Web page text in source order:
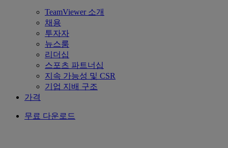
TeamViewer 소개
채용
투자자
뉴스룸
리더십
스포츠 파트너십
지속 가능성 및 CSR
기업 지배 구조
가격
무료 다운로드